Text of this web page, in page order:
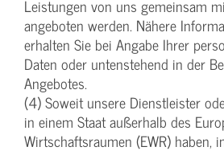
Leistungen von uns gemeinsam
angeboten werden. Nähere
erhalten Sie bei Angabe Ihrer
Daten oder untenstehend in der
Angebotes.
(4) Soweit unsere Dienstleister
in einem Staat außerhalb des
Wirtschaftsraumen (EWR) haben,